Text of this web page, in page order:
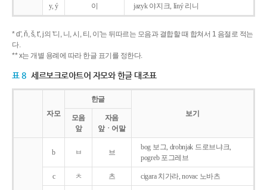
y, ý 이 jazyk야지크, líný 리니
* d', ň, š, t', j의 '디, 니, 시, 티, 이'는 뒤따르는 모음과 결합할 때 합쳐서 1 음절로 적는
다.
** x는 개별 용례에 따라 한글 표기를 정한다.
표 8 세르보크로아트어 자모와 한글 대조표
자모
한글
보기
모음
앞
자음
앞ㆍ어말
b ㅂ 브
bog 보그, drobnjak 드로브냐크,
pogreb 포그레브
c ㅊ 츠 cigara 치가라, novac 노바츠